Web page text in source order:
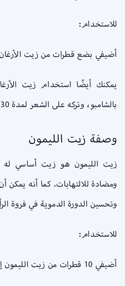
للاستخدام:
أضيفي بضع قطرات من زيت الأرغان
يمكنك أيضًا استخدام زيت
بالشامبو، وتركه على الشعر لمدة 30 دقيقة قبل الشطف.
وصفة زيت الليمون
زيت الليمون هو زيت أساسي
ومضادة للالتهابات. كما أنه يمكن
وتحسين الدورة الدموية في فروة
للاستخدام:
أضيفي 10 قطرات من زيت الليمون إلى زجاجة الشامبو أو البلسم.